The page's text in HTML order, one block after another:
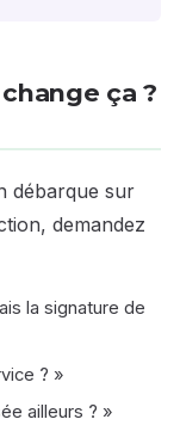
ça ?
débarque sur
demandez
la signature de
? »
ailleurs ? »